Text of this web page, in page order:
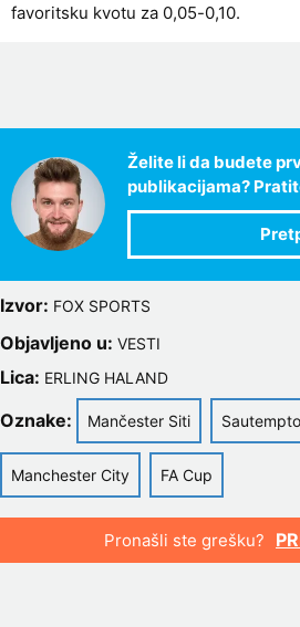
favoritsku kvotu za 0,05-0,10.
Želite li da budete
publikacijama?
Izvor: FOX SPORTS
Objavljeno u: VESTI
Lica: ERLING HALAND
Oznake: Mančester Siti
Manchester City FA Cup
Pronašli ste grešku?